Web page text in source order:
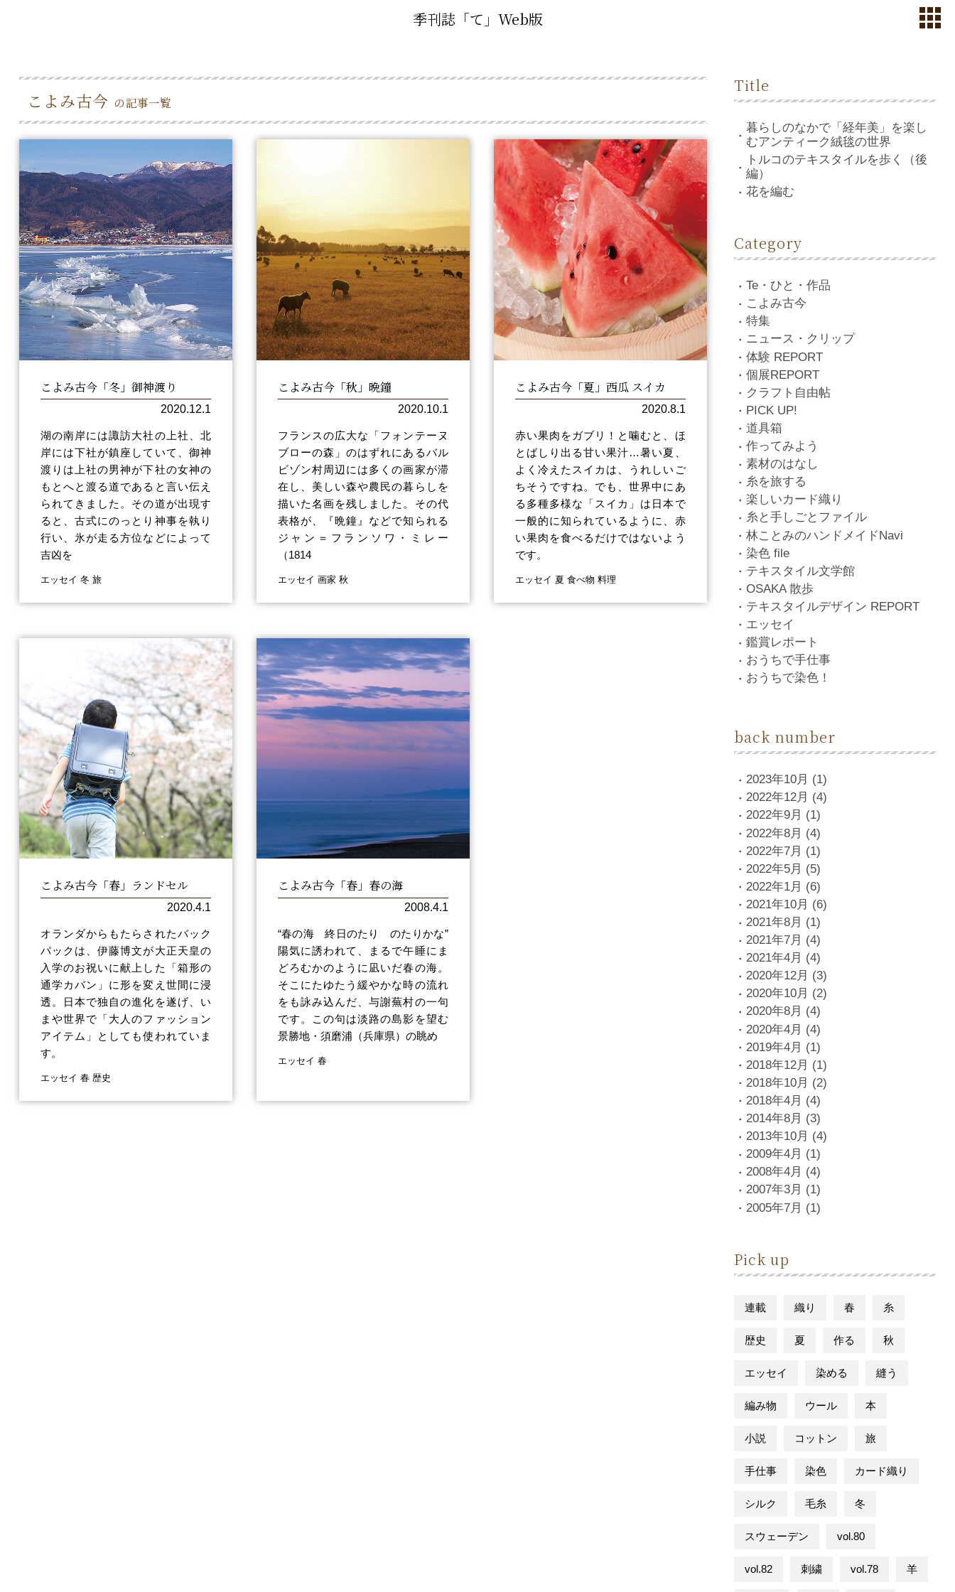
季刊誌「て」Web版
こよみ古今 の記事一覧
こよみ古今「冬」御神渡り
2020.12.1
湖の南岸には諏訪大社の上社、北
岸には下社が鎮座していて、御神
渡りは上社の男神が下社の女神の
もとへと渡る道であると言い伝え
られてきました。その道が出現す
ると、古式にのっとり神事を執り
行い、氷が走る方位などによって
吉凶を
エッセイ 冬 旅
こよみ古今「秋」晩鐘
2020.10.1
フランスの広大な「フォンテーヌ
ブローの森」のはずれにあるバル
ビゾン村周辺には多くの画家が滞
在し、美しい森や農民の暮らしを
描いた名画を残しました。その代
表格が、『晩鐘』などで知られる
ジャン＝フランソワ・ミレー
（1814
エッセイ 画家 秋
こよみ古今「夏」西瓜 スイカ
2020.8.1
赤い果肉をガブリ！と噛むと、ほ
とばしり出る甘い果汁…暑い夏、
よく冷えたスイカは、うれしいご
ちそうですね。でも、世界中にあ
る多種多様な「スイカ」は日本で
一般的に知られているように、赤
い果肉を食べるだけではないよう
です。
エッセイ 夏 食べ物 料理
こよみ古今「春」ランドセル
2020.4.1
オランダからもたらされたバック
パックは、伊藤博文が大正天皇の
入学のお祝いに献上した「箱形の
通学カバン」に形を変え世間に浸
透。日本で独自の進化を遂げ、い
まや世界で「大人のファッション
アイテム」としても使われていま
す。
エッセイ 春 歴史
こよみ古今「春」春の海
2008.4.1
“春の海 終日のたり のたりかな”
陽気に誘われて、まるで午睡にま
どろむかのように凪いだ春の海。
そこにたゆたう緩やかな時の流れ
をも詠み込んだ、与謝蕪村の一句
です。この句は淡路の島影を望む
景勝地・須磨浦（兵庫県）の眺め
エッセイ 春
Title
暮らしのなかで「経年美」を楽し
むアンティーク絨毯の世界
トルコのテキスタイルを歩く（後
編）
花を編む
Category
Te・ひと・作品
こよみ古今
特集
ニュース・クリップ
体験 REPORT
個展REPORT
クラフト自由帖
PICK UP!
道具箱
作ってみよう
素材のはなし
糸を旅する
楽しいカード織り
糸と手しごとファイル
林ことみのハンドメイドNavi
染色 file
テキスタイル文学館
OSAKA 散歩
テキスタイルデザイン REPORT
エッセイ
鑑賞レポート
おうちで手仕事
おうちで染色！
back number
2023年10月 (1)
2022年12月 (4)
2022年9月 (1)
2022年8月 (4)
2022年7月 (1)
2022年5月 (5)
2022年1月 (6)
2021年10月 (6)
2021年8月 (1)
2021年7月 (4)
2021年4月 (4)
2020年12月 (3)
2020年10月 (2)
2020年8月 (4)
2020年4月 (4)
2019年4月 (1)
2018年12月 (1)
2018年10月 (2)
2018年4月 (4)
2014年8月 (3)
2013年10月 (4)
2009年4月 (1)
2008年4月 (4)
2007年3月 (1)
2005年7月 (1)
Pick up
連載 織り 春 糸
歴史 夏 作る 秋
エッセイ 染める 縫う
編み物 ウール 本
小説 コットン 旅
手仕事 染色 カード織り
シルク 毛糸 冬
スウェーデン vol.80
vol.82 刺繍 vol.78 羊